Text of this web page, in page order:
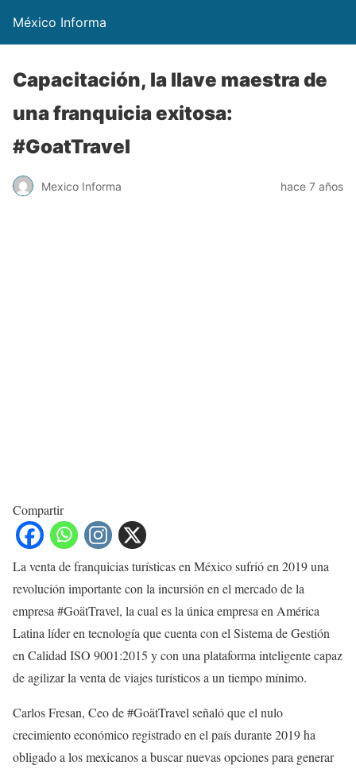
México Informa
Capacitación, la llave maestra de
una franquicia exitosa:
#GoatTravel
Mexico Informa hace 7 años
Compartir
La venta de franquicias turísticas en México sufrió en 2019 una
revolución importante con la incursión en el mercado de la
empresa #GoätTravel, la cual es la única empresa en América
Latina líder en tecnología que cuenta con el Sistema de Gestión
en Calidad ISO 9001:2015 y con una plataforma inteligente capaz
de agilizar la venta de viajes turísticos a un tiempo mínimo.
Carlos Fresan, Ceo de #GoätTravel señaló que el nulo
crecimiento económico registrado en el país durante 2019 ha
obligado a los mexicanos a buscar nuevas opciones para generar